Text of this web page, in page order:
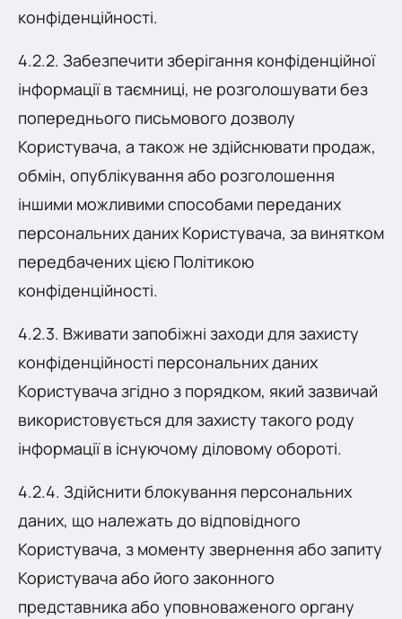
конфіденційності.
4.2.2. Забезпечити зберігання конфіденційної
інформації в таємниці, не розголошувати без
попереднього письмового дозволу
Користувача, а також не здійснювати продаж,
обмін, опублікування або розголошення
іншими можливими способами переданих
персональних даних Користувача, за винятком
передбачених цією Політикою
конфіденційності.
4.2.3. Вживати запобіжні заходи для захисту
конфіденційності персональних даних
Користувача згідно з порядком, який зазвичай
використовується для захисту такого роду
інформації в існуючому діловому обороті.
4.2.4. Здійснити блокування персональних
даних, що належать до відповідного
Користувача, з моменту звернення або запиту
Користувача або його законного
представника або уповноваженого органу